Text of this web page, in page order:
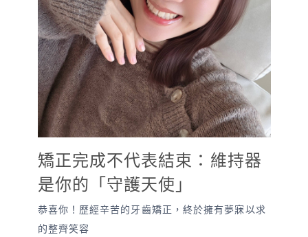
矯正完成不代表結束：維持器
是你的「守護天使」
恭喜你！歷經辛苦的牙齒矯正，終於擁有夢寐以求
的整齊笑容